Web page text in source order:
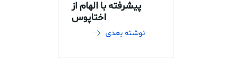
پیشرفته با الهام از
اختاپوس
نوشته بعدی